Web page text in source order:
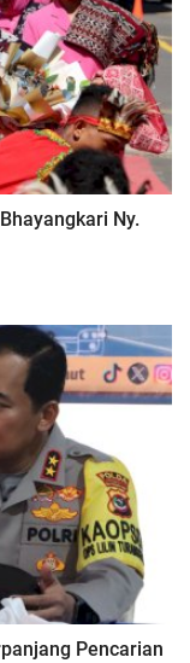
Ny.
Pencarian